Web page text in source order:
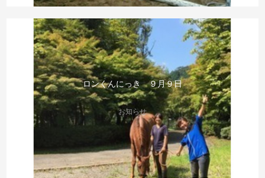
ロンくんにっき ９月９日
お知らせ